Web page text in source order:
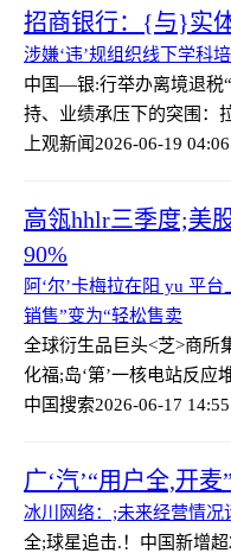
招商银行：{与}实
涉嫌‘违’规组织线下学科
中国—银:行举办离境退税
持、业绩承压下的突围：
上观新闻2026-06-19
高瓴hhlr三季度;美
90%
阿‘尔’卡梅拉在阳 yu 平
销售”变为“轻松售卖
全球衍生品巨头<芝>商所
化福;岛‘第’一核电站反应
中国搜索2026-06-17
广‘汽’“用户全,开
冰川网络：;未来经营情
全;球星追击.！中国新增